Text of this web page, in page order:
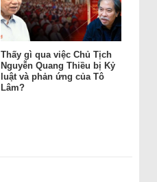
Thấy gì qua việc Chủ Tịch
Nguyễn Quang Thiều bị Kỷ
luật và phản ứng của Tô
Lâm?